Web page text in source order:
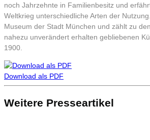
noch Jahrzehnte in Familienbesitz und
Weltkrieg unterschiedliche Arten der
Museum der Stadt München und zählt zu
nahezu unverändert erhalten gebliebenen
1900.
Download als PDF
Weitere Presseartikel